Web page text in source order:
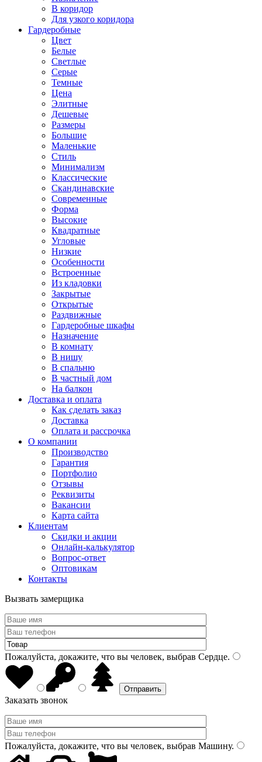
В коридор
Для узкого коридора
Гардеробные
Цвет
Белые
Светлые
Серые
Темные
Цена
Элитные
Дешевые
Размеры
Большие
Маленькие
Стиль
Минимализм
Классические
Скандинавские
Современные
Форма
Высокие
Квадратные
Угловые
Низкие
Особенности
Встроенные
Из кладовки
Закрытые
Открытые
Раздвижные
Гардеробные шкафы
Назначение
В комнату
В нишу
В спальню
В частный дом
На балкон
Доставка и оплата
Как сделать заказ
Доставка
Оплата и рассрочка
О компании
Производство
Гарантия
Портфолио
Отзывы
Реквизиты
Вакансии
Карта сайта
Клиентам
Скидки и акции
Онлайн-калькулятор
Вопрос-ответ
Оптовикам
Контакты
Вызвать замерщика
Пожалуйста, докажите, что вы человек, выбрав Сердце.
Заказать звонок
Пожалуйста, докажите, что вы человек, выбрав Машину.